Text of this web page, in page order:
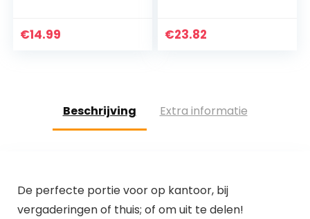
Chocolade
€14.99
Voordeelverpakkin
€23.82
Beschrijving Extra informatie
De perfecte portie voor op kantoor, bij
vergaderingen of thuis; of om uit te delen!